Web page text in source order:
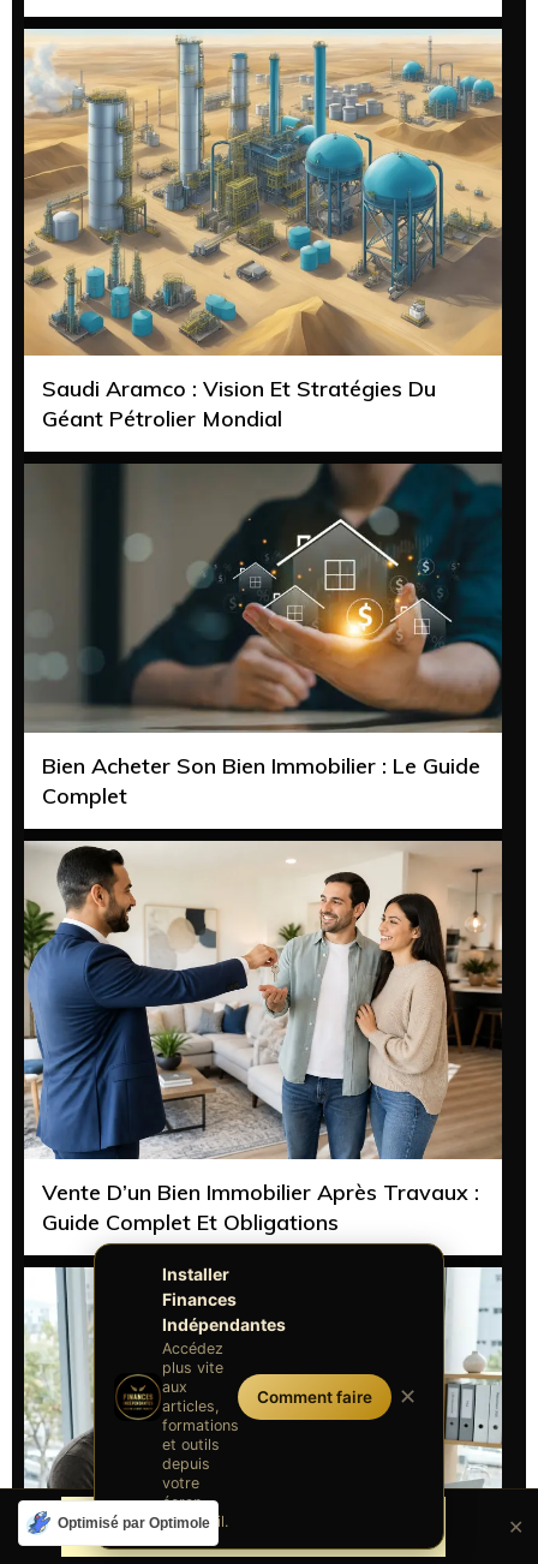
Saudi Aramco : Vision Et Stratégies Du
Géant Pétrolier Mondial
Bien Acheter Son Bien Immobilier : Le Guide
Complet
Vente D’un Bien Immobilier Après Travaux :
Guide Complet Et Obligations
Optimisé par Optimole ✕
Installer
Finances
Indépendantes
Accédez
plus vite
aux
articles,
formations
et outils
depuis
votre
écran
d'accueil.
Comment faire ✕